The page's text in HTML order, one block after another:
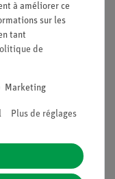
à améliorer ce
sur les
tant
de
Marketing
Plus de réglages